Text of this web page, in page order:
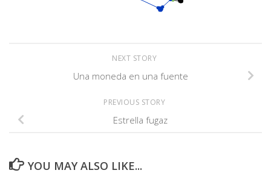
NEXT STORY
Una moneda en una fuente
PREVIOUS STORY
Estrella fugaz
YOU MAY ALSO LIKE...